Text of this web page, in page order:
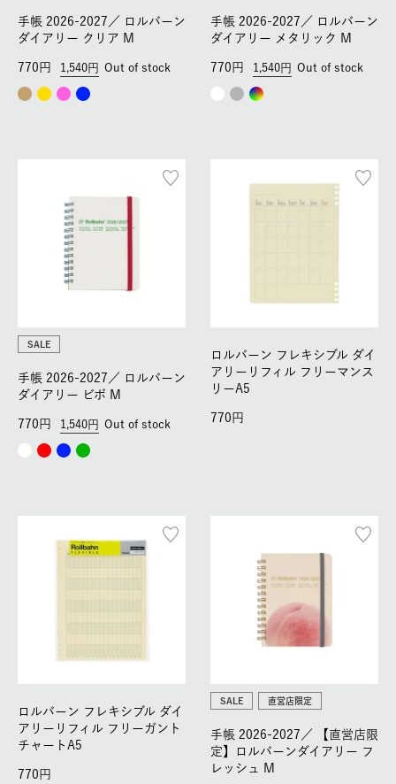
手帳 2026-2027／
ロルバーン
ダイアリー クリア M
1,540
770 Out of stock
手帳 2026-2027／
ロルバーン
ダイアリー メタリック M
1,540
770 Out of stock
SALE
手帳 2026-2027／
ロルバーン
ダイアリー ビボ M
1,540
770 Out of stock
ロルバーン フレキシブル ダイ
アリーリフィル フリーマンス
リーA5
770
ロルバーン フレキシブル ダイ
アリーリフィル フリーガント
チャートA5
770
SALE 直営店限定
手帳 2026-2027／
【直営店限
定】ロルバーンダイアリー フ
レッシュ M